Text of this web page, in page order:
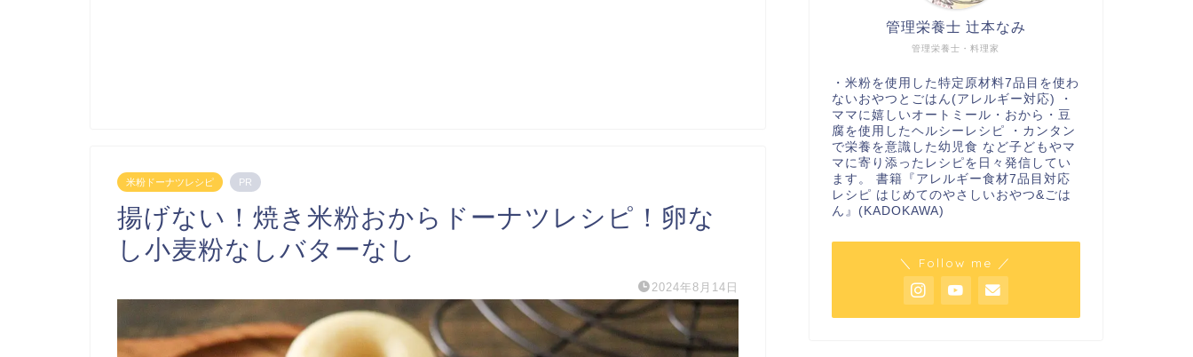
米粉ドーナツレシピ PR
揚げない！焼き米粉おからドーナツレシピ！卵な
し小麦粉なしバターなし
2024年8月14日
管理栄養士・料理家
管理栄養士 辻本なみ
・米粉を使用した特定原材料7品目を使わ
ないおやつとごはん(アレルギー対応) ・
ママに嬉しいオートミール・おから・豆
腐を使用したヘルシーレシピ ・カンタン
で栄養を意識した幼児食 など子どもやマ
マに寄り添ったレシピを日々発信してい
ます。 書籍『アレルギー食材7品目対応
レシピ はじめてのやさしいおやつ&ごは
ん』(KADOKAWA)
＼ Follow me ／